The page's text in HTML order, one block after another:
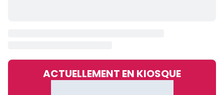
ACTUELLEMENT EN KIOSQUE